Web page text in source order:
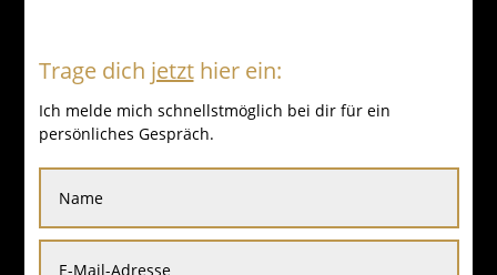
Trage dich jetzthier ein:
Ich melde mich schnellstmöglich bei dir für ein
persönliches Gespräch.